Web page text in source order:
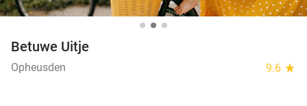
Betuwe Uitje
Opheusden 9.6 star